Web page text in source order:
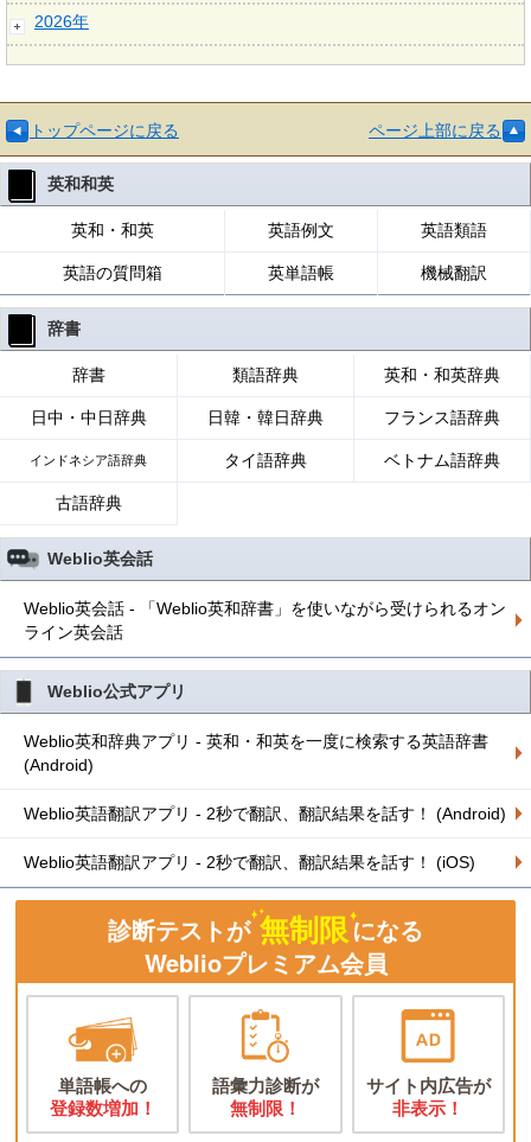
2026年
トップページに戻る ページ上部に戻る
英和和英
英和・和英 英語例文 英語類語
英語の質問箱 英単語帳 機械翻訳
辞書
辞書 類語辞典 英和・和英辞典
日中・中日辞典 日韓・韓日辞典 フランス語辞典
インドネシア語辞典 タイ語辞典 ベトナム語辞典
古語辞典
Weblio英会話
Weblio英会話 - 「Weblio英和辞書」を使いながら受けられるオン
ライン英会話
Weblio公式アプリ
Weblio英和辞典アプリ - 英和・和英を一度に検索する英語辞書
(Android)
Weblio英語翻訳アプリ - 2秒で翻訳、翻訳結果を話す！ (Android)
Weblio英語翻訳アプリ - 2秒で翻訳、翻訳結果を話す！ (iOS)
診断テストが 無制限になる
Weblioプレミアム会員
単語帳への
登録数増加！
語彙力診断が
無制限！
サイト内広告が
非表示！